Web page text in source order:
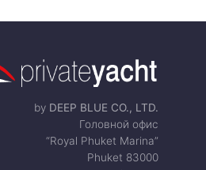
by DEEP BLUE CO., LTD.
Головной офис
“Royal Phuket Marina”
Phuket 83000